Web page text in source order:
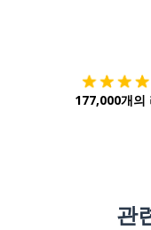
177,000개의
관